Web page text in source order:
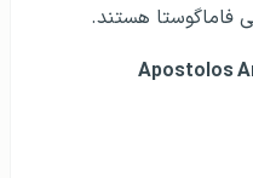
فاماگوستا هستند.